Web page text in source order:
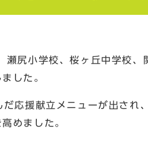
尻小学校、桜ヶ丘中学校、
した。
応援献立メニューが出され
めました。